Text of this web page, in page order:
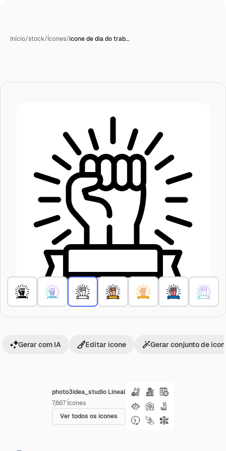
Início/stock/Ícones/ícone de dia do trab…
photo3idea_studio Lineal
7,667 Ícones
Ver todos os ícones
Gerar com IA Editar ícone Gerar conjunto de